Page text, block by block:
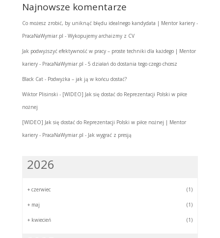
Najnowsze komentarze
Co możesz zrobić, by uniknąć błędu idealnego kandydata | Mentor kariery -
PracaNaWymiar.pl - Wykopujemy archaizmy z CV
Jak podwyższyć efektywność w pracy – proste techniki dla każdego | Mentor
kariery - PracaNaWymiar.pl - 5 działań do dostania tego czego chcesz
Black Cat- Podwyżka – jak ją w końcu dostać?
Wiktor Plisinski - [WIDEO] Jak się dostać do Reprezentacji Polski w piłce
nożnej
[WIDEO] Jak się dostać do Reprezentacji Polski w piłce nożnej | Mentor
kariery - PracaNaWymiar.pl - Jak wygrać z presją
2026
+ czerwiec (1)
+ maj (1)
+ kwiecień (1)